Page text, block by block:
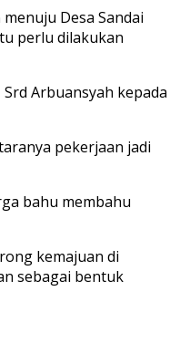
Desa Sandai
perlu dilakukan
Arbuansyah kepada
pekerjaan jadi
bahu membahu
kemajuan di
sebagai bentuk